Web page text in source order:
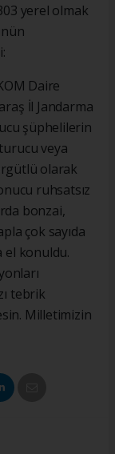
yerel olmak
Daire
İl Jandarma
şüphelilerin
veya
olarak
ruhsatsız
bonzai,
çok sayıda
el konuldu.
tebrik
Milletimizin